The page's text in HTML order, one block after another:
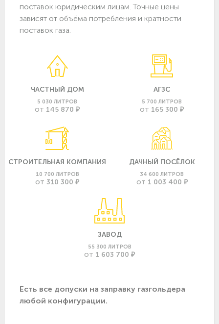
поставок юридическим лицам. Точные цены
зависят от объёма потребления и кратности
поставок газа.
ЧАСТНЫЙ ДОМ
5 030 ЛИТРОВ
ОТ 145 870 ₽
АГЗС
5 700 ЛИТРОВ
ОТ 165 300 ₽
СТРОИТЕЛЬНАЯ КОМПАНИЯ
10 700 ЛИТРОВ
ОТ 310 300 ₽
ДАЧНЫЙ ПОСЁЛОК
34 600 ЛИТРОВ
ОТ 1 003 400 ₽
ЗАВОД
55 300 ЛИТРОВ
ОТ 1 603 700 ₽
Есть все допуски нa заправку газгольдера
любой конфигурации.